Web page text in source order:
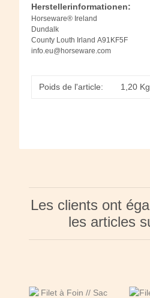
Herstellerinformationen:
Horseware® Ireland
Dundalk
County Louth Irland A91KF5F
info.eu@horseware.com
Poids de l'article: 1,20 Kg
Les clients ont
les articles